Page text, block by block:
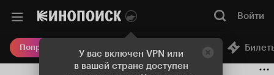
У вас включен VPN или
в вашей стране доступен
Войти
Попробовать Плюс Онлайн-кинотеатр